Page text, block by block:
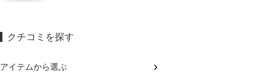
クチコミを探す
アイテムから選ぶ